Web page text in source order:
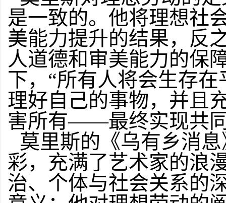
是一致的。他将理想社
美能力提升的结果，反
人道德和审美能力的保
下，“所有人将会生存
理好自己的事物，并且
害所有——最终实现共
莫里斯的《乌有乡消
彩，充满了艺术家的浪
治、个体与社会关系的